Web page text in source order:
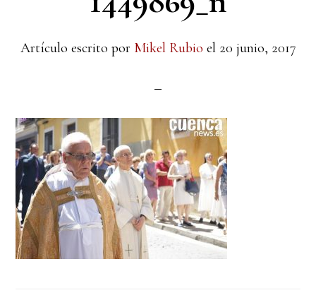
Artículo escrito por Mikel Rubio el 20 junio, 2017